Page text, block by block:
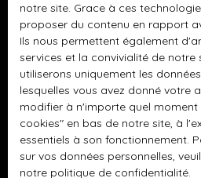
Les derniers biens
Maison plain-pied à vendre, 4
Antoine
Terrain constructible à vendre,
Appartement à vendre, 3 pièces
Appartement à vendre, 4 pièces
Maison à vendre, 6 pièces -
notre site. Grace à ces
proposer du contenu en rapport
Ils nous permettent également
services et la convivialité de notre
utiliserons uniquement les
lesquelles vous avez donné votre
modifier à n'importe quel moment
cookies″ en bas de notre site, à
essentiels à son fonctionnement.
sur vos données personnelles,
notre politique de confidentialité.